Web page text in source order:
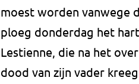
moest worden vanwege
ploeg donderdag het
Lestienne, die na het
dood van zijn vader